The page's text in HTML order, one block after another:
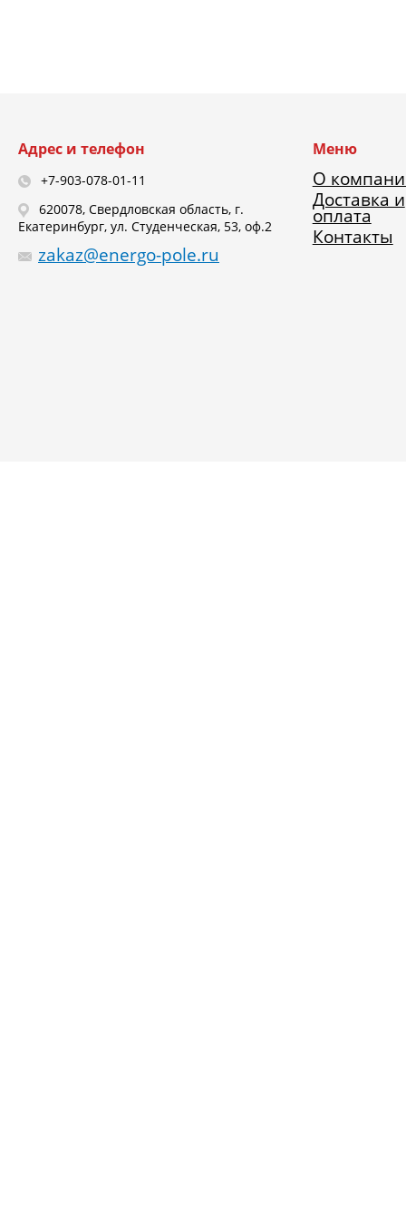
Адрес и телефон
+7-903-078-01-11
620078, Свердловская область, г.
Екатеринбург, ул. Студенческая, 53, оф.2
zakaz@energo-pole.ru
Меню
О
Доставка и
оплата
Контакты